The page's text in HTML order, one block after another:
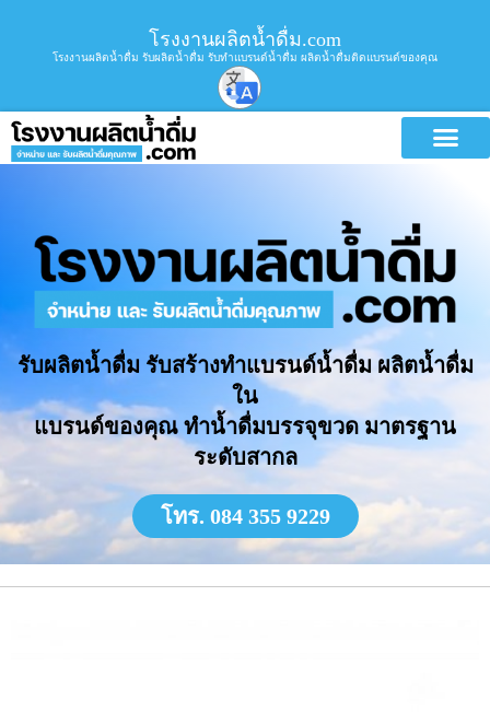
โรงงานผลิตน้ำดื่ม.com
โรงงานผลิตน้ำดื่ม รับผลิตน้ำดื่ม รับทำแบรนด์น้ำดื่ม ผลิตน้ำดื่มติดแบรนด์ของคุณ
รับผลิตน้ำดื่ม รับสร้างทำแบรนด์น้ำดื่ม ผลิตน้ำดื่ม
ใน
แบรนด์ของคุณ ทำน้ำดื่มบรรจุขวด มาตรฐาน
ระดับสากล
โทร. 084 355 9229